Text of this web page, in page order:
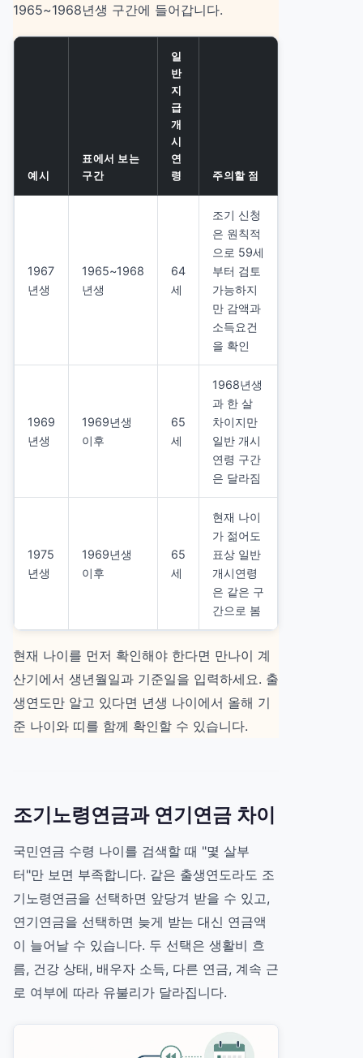
1965~1968년생 구간에 들어갑니다.
예시
표에서 보는
구간
일
반
지
급
개
시
연
령
주의할 점
1967
년생
1965~1968
년생
64
세
조기 신청
은 원칙적
으로 59세
부터 검토
가능하지
만 감액과
소득요건
을 확인
1969
년생
1969년생
이후
65
세
1968년생
과 한 살
차이지만
일반 개시
연령 구간
은 달라짐
1975
년생
1969년생
이후
65
세
현재 나이
가 젊어도
표상 일반
개시연령
은 같은 구
간으로 봄
현재 나이를 먼저 확인해야 한다면 만나이 계
산기에서 생년월일과 기준일을 입력하세요. 출
생연도만 알고 있다면 년생 나이에서 올해 기
준 나이와 띠를 함께 확인할 수 있습니다.
조기노령연금과 연기연금 차이
국민연금 수령 나이를 검색할 때 "몇 살부
터"만 보면 부족합니다. 같은 출생연도라도 조
기노령연금을 선택하면 앞당겨 받을 수 있고,
연기연금을 선택하면 늦게 받는 대신 연금액
이 늘어날 수 있습니다. 두 선택은 생활비 흐
름, 건강 상태, 배우자 소득, 다른 연금, 계속 근
로 여부에 따라 유불리가 달라집니다.